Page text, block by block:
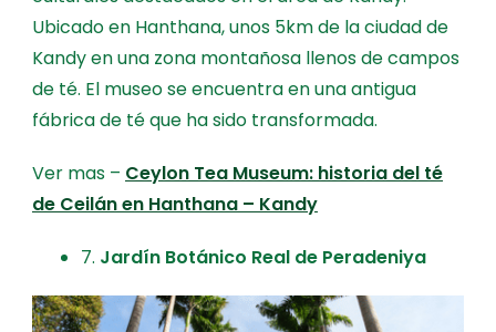
Ubicado en Hanthana, unos 5km de la ciudad de
Kandy en una zona montañosa llenos de campos
de té. El museo se encuentra en una antigua
fábrica de té que ha sido transformada.
Ver mas – Ceylon Tea Museum: historia del té
de Ceilán en Hanthana – Kandy
7. Jardín Botánico Real de Peradeniya